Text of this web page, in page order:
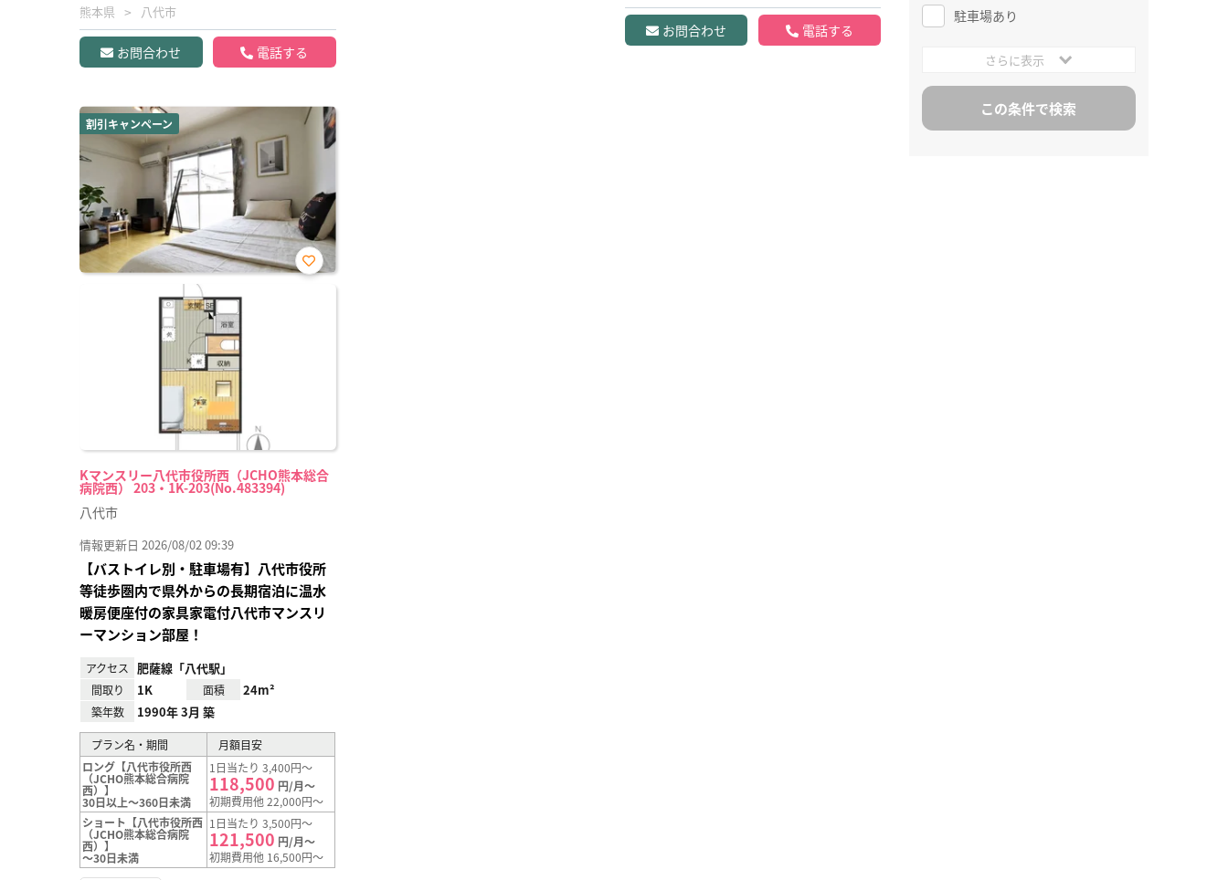
熊本県 八代市
お問合わせ 電話する
お問合わせ 電話する
割引キャンペーン
Kマンスリー八代市役所西（JCHO熊本総合
病院西） 203・1K-203(No.483394)
お気
八代市
情報更新日 2026/08/02 09:39
【バストイレ別・駐車場有】八代市役所
等徒歩圏内で県外からの長期宿泊に温水
暖房便座付の家具家電付八代市マンスリ
ーマンション部屋！
アクセス 肥薩線「八代駅」
間取り 1K 面積 24m²
築年数 1990年 3月 築
プラン名・期間
月額目安
ロング【八代市役所西
（JCHO熊本総合病院
西）】
30日以上～360日未満
1日当たり 3,400円～
118,500 円/月～
初期費用他 22,000円～
ショート【八代市役所西
（JCHO熊本総合病院
西）】
～30日未満
1日当たり 3,500円～
121,500 円/月～
初期費用他 16,500円～
駐車場あり
さらに表示